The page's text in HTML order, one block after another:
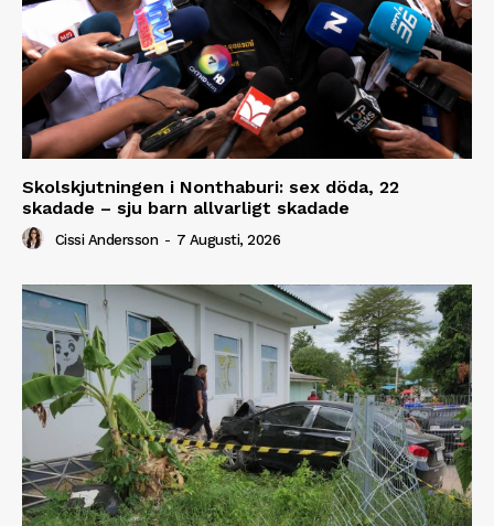
Skolskjutningen i Nonthaburi: sex döda, 22
skadade – sju barn allvarligt skadade
Cissi Andersson - 7 Augusti, 2026